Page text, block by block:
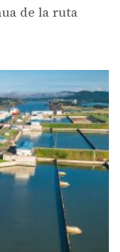
de la ruta